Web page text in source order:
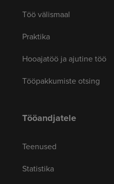
Töö välismaal
Praktika
Hooajatöö ja ajutine töö
Tööpakkumiste otsing
Tööandjatele
Teenused
Statistika